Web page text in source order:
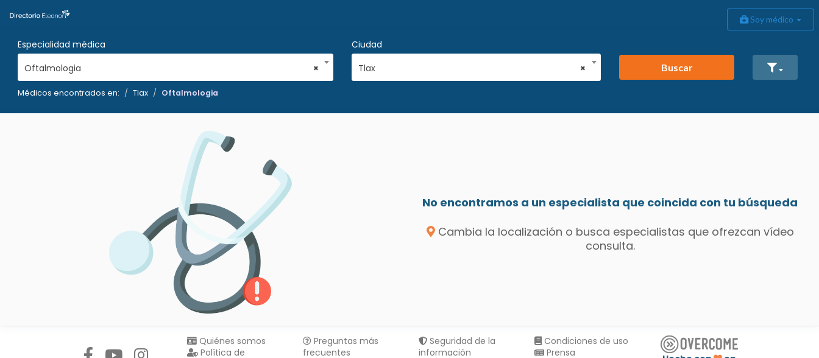
Soy médico
Especialidad médica
×
Oftalmologia
Ciudad
×
Tlax Buscar
Médicos encontrados en: Tlax Oftalmologia
No encontramos a un especialista que coincida con tu búsqueda
Cambia la localización o busca especialistas que ofrezcan vídeo
consulta.
Quiénes somos
Política de
Preguntas más
frecuentes
Seguridad de la
información
Condiciones de uso
Prensa